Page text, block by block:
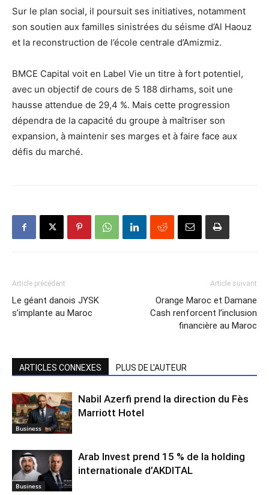
Sur le plan social, il poursuit ses initiatives, notamment
son soutien aux familles sinistrées du séisme d’Al Haouz
et la reconstruction de l’école centrale d’Amizmiz.
BMCE Capital voit en Label Vie un titre à fort potentiel,
avec un objectif de cours de 5 188 dirhams, soit une
hausse attendue de 29,4 %. Mais cette progression
dépendra de la capacité du groupe à maîtriser son
expansion, à maintenir ses marges et à faire face aux
défis du marché.
Article précédent
Le géant danois JYSK
s’implante au Maroc
Article suivant
Orange Maroc et Damane
Cash renforcent l’inclusion
financière au Maroc
ARTICLES CONNEXES PLUS DE L'AUTEUR
Business
Nabil Azerfi prend la direction du Fès
Marriott Hotel
Business
Arab Invest prend 15 % de la holding
internationale d’AKDITAL